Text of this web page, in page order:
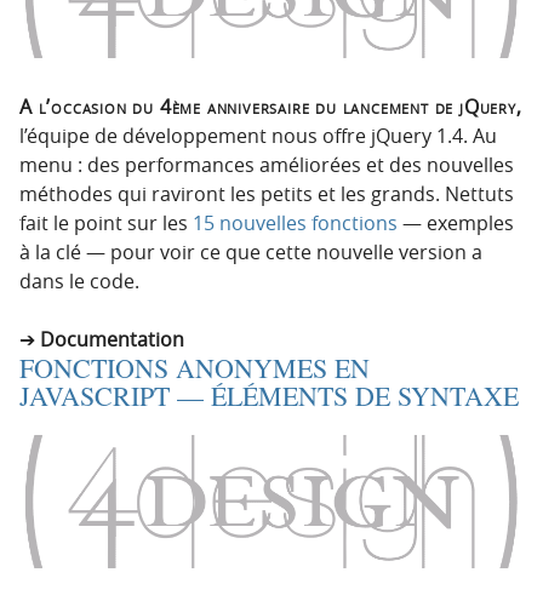
A l’occasion du 4ème anniversaire du lancement de jQuery,
l’équipe de développement nous offre jQuery 1.4. Au
menu : des performances améliorées et des nouvelles
méthodes qui raviront les petits et les grands. Nettuts
fait le point sur les 15 nouvelles fonctions — exemples
à la clé — pour voir ce que cette nouvelle version a
dans le code.
Documentation
FONCTIONS ANONYMES EN
JAVASCRIPT — ÉLÉMENTS DE SYNTAXE